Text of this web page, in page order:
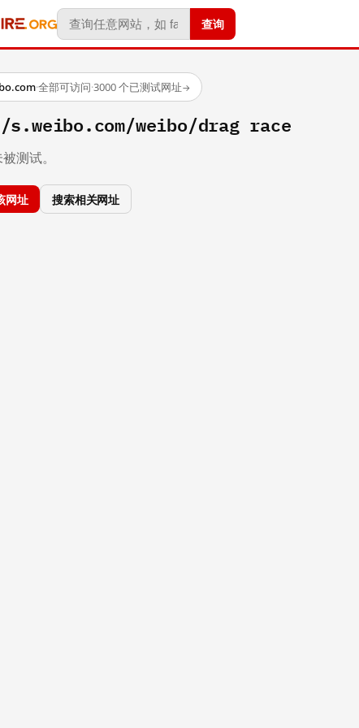
查询
·全部可访问·3000 个已测试网址→
weibo/drag race
测试。
网址 搜索相关网址